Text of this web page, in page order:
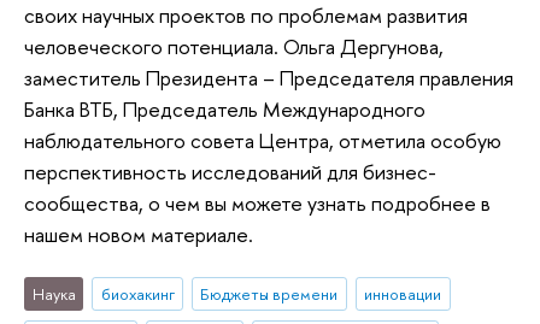
своих научных проектов по проблемам развития
человеческого потенциала. Ольга Дергунова,
заместитель Президента – Председателя правления
Банка ВТБ, Председатель Международного
наблюдательного совета Центра, отметила особую
перспективность исследований для бизнес-
сообщества, о чем вы можете узнать подробнее в
нашем новом материале.
Наука биохакинг Бюджеты времени
инновации